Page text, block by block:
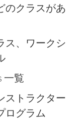
のクラスがあ
ス、ワークシ
一覧
ストラクター
ログラム